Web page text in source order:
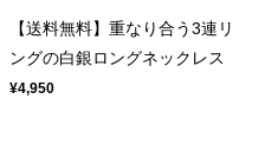
【送料無料】重なり合う3連リ
ングの白銀ロングネックレス
¥4,950